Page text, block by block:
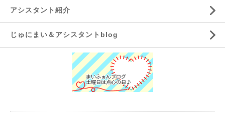
アシスタント紹介
じゅにまい＆アシスタントblog